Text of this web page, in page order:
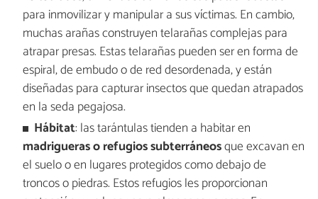
para inmovilizar y manipular a sus víctimas. En cambio,
muchas arañas construyen telarañas complejas para
atrapar presas. Estas telarañas pueden ser en forma de
espiral, de embudo o de red desordenada, y están
diseñadas para capturar insectos que quedan atrapados
en la seda pegajosa.
Hábitat: las tarántulas tienden a habitar en
madrigueras o refugios subterráneosque excavan en
el suelo o en lugares protegidos como debajo de
troncos o piedras. Estos refugios les proporcionan